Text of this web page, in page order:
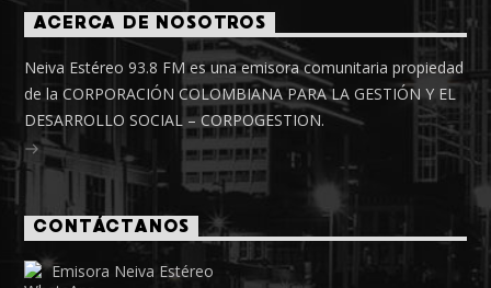
ACERCA DE NOSOTROS
Neiva Estéreo 93.8 FM es una emisora comunitaria propiedad
de la CORPORACIÓN COLOMBIANA PARA LA GESTIÓN Y EL
DESARROLLO SOCIAL – CORPOGESTION.
CONTÁCTANOS
Emisora Neiva Estéreo